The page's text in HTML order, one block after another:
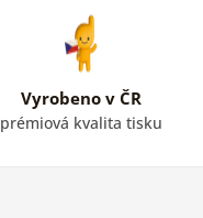
Vyrobeno v ČR
prémiová kvalita tisku